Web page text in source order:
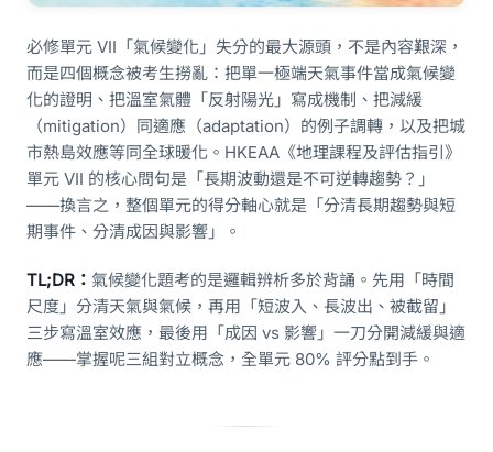
必修單元 VII「氣候變化」失分的最大源頭，不是內容艱深，
而是四個概念被考生撈亂：把單一極端天氣事件當成氣候變
化的證明、把溫室氣體「反射陽光」寫成機制、把減緩
（mitigation）同適應（adaptation）的例子調轉，以及把城
市熱島效應等同全球暖化。HKEAA《地理課程及評估指引》
單元 VII 的核心問句是「長期波動還是不可逆轉趨勢？」
——換言之，整個單元的得分軸心就是「分清長期趨勢與短
期事件、分清成因與影響」。
TL;DR： 氣候變化題考的是邏輯辨析多於背誦。先用「時間
尺度」分清天氣與氣候，再用「短波入、長波出、被截留」
三步寫溫室效應，最後用「成因 vs 影響」一刀分開減緩與適
應——掌握呢三組對立概念，全單元 80% 評分點到手。